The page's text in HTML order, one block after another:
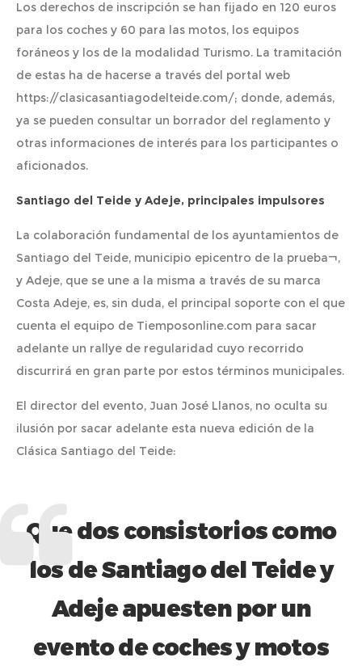
Los derechos de inscripción se han fijado en 120 euros
para los coches y 60 para las motos, los equipos
foráneos y los de la modalidad Turismo. La tramitación
de estas ha de hacerse a través del portal web
https://clasicasantiagodelteide.com/; donde, además,
ya se pueden consultar un borrador del reglamento y
otras informaciones de interés para los participantes o
aficionados.
Santiago del Teide y Adeje, principales impulsores
La colaboración fundamental de los ayuntamientos de
Santiago del Teide, municipio epicentro de la prueba¬,
y Adeje, que se une a la misma a través de su marca
Costa Adeje, es, sin duda, el principal soporte con el que
cuenta el equipo de Tiemposonline.com para sacar
adelante un rallye de regularidad cuyo recorrido
discurrirá en gran parte por estos términos municipales.
El director del evento, Juan José Llanos, no oculta su
ilusión por sacar adelante esta nueva edición de la
Clásica Santiago del Teide:
Que dos consistorios como
los de Santiago del Teide y
Adeje apuesten por un
evento de coches y motos